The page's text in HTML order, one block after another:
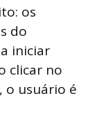
os
do
iniciar
clicar no
o usuário é